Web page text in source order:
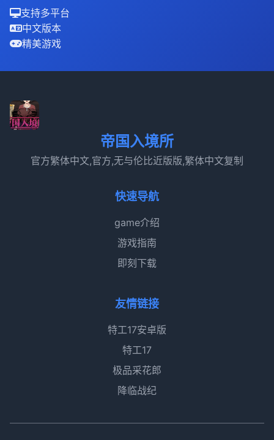
支持多平台
中文版本
精美游戏
帝国入境所
官方繁体中文,官方,无与伦比近版版,繁体中文复制
快速导航
game介绍
游戏指南
即刻下载
友情链接
特工17安卓版
特工17
极品采花郎
降临战纪